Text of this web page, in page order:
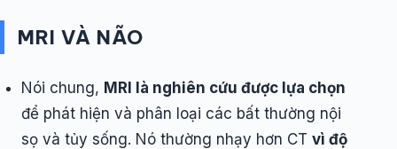
MRI VÀ NÃO
Nói chung, MRI là nghiên cứu được lựa chọn
để phát hiện và phân loại các bất thường nội
sọ và tủy sống. Nó thường nhạy hơn CT vì độ